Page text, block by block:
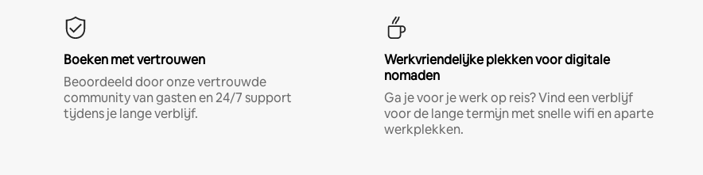
Boeken met vertrouwen
Beoordeeld door onze vertrouwde
community van gasten en 24/7 support
tijdens je lange verblijf.
Werkvriendelijke plekken voor digitale
nomaden
Ga je voor je werk op reis? Vind een verblijf
voor de lange termijn met snelle wifi en aparte
werkplekken.